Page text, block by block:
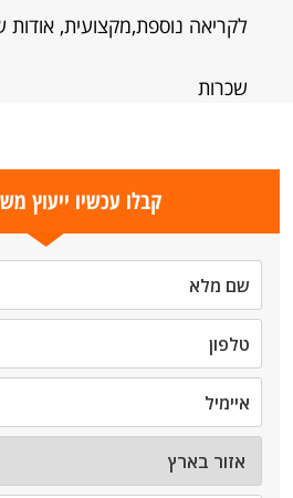
לקריאה נוספת,מקצועית,
שכרות
קבלו עכשיו ייעוץ